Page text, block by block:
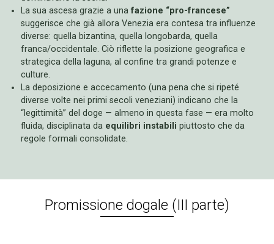
La sua ascesa grazie a unafazione “pro-francese”
suggerisce che già allora Venezia era contesa tra influenze
diverse: quella bizantina, quella longobarda, quella
franca/occidentale. Ciò riflette la posizione geografica e
strategica della laguna, al confine tra grandi potenze e
culture.
La deposizione e accecamento (una pena che si ripeté
diverse volte nei primi secoli veneziani) indicano che la
“legittimità” del doge — almeno in questa fase — era molto
fluida, disciplinata da equilibri instabili piuttosto che da
regole formali consolidate.
Promissione dogale (III parte)